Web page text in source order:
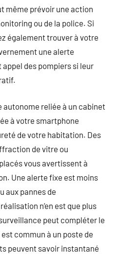
même prévoir une action
ou de la police. Si
également trouver à votre
une alerte
des pompiers si leur
autonome reliée à un cabinet
à votre smartphone
de votre habitation. Des
de vitre ou
vous avertissent à
Une alerte fixe est moins
aux pannes de
n’en est que plus
peut compléter le
commun à un poste de
peuvent savoir instantané